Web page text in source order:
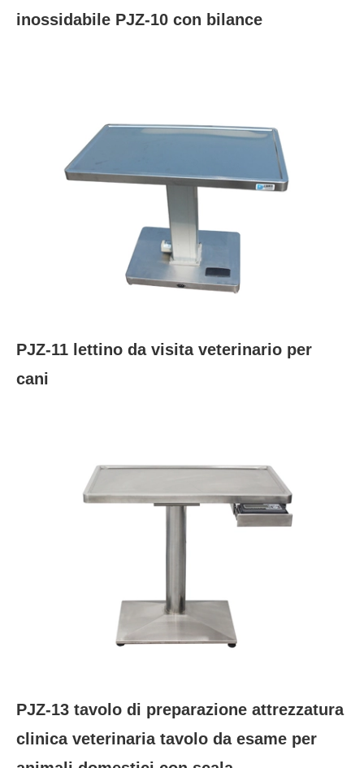
inossidabile PJZ-10 con bilance
PJZ-11 lettino da visita veterinario per
cani
PJZ-13 tavolo di preparazione attrezzatura
clinica veterinaria tavolo da esame per